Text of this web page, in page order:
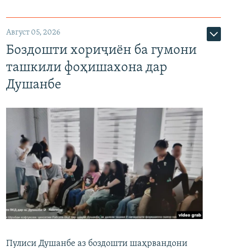
Август 05, 2026
Боздошти хориҷиён ба гумони
ташкили фоҳишахона дар
Душанбе
Пулиси Душанбе аз боздошти шаҳрвандони